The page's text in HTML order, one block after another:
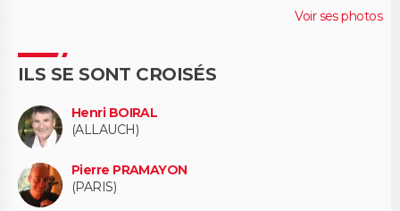
Voir ses photos
ILS SE SONT CROISÉS
Henri BOIRAL
(ALLAUCH)
Pierre PRAMAYON
(PARIS)